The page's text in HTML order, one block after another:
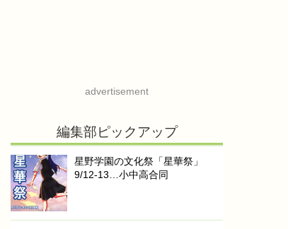
advertisement
編集部ピックアップ
星野学園の文化祭「星華祭」
9/12-13…小中高合同